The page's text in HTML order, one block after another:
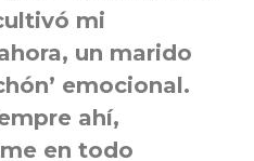
mi
un marido
emocional.
ahí,
en todo